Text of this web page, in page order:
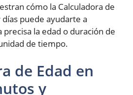
cómo la Calculadora de
días puede ayudarte a
la edad o duración de
de tiempo.
de Edad en
y